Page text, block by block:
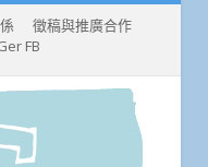
徵稿與推廣合作
FB